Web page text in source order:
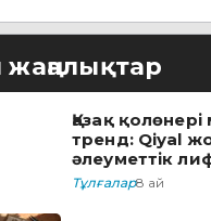
жаңалықтар
Қазақ
тренд: Qiyal
әлеуметтік
Тұлғалар8 ай